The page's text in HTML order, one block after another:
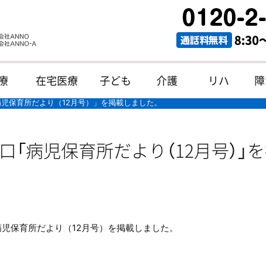
在宅医療 子ども 介護 リハ
保育所だより（12月号）」を掲載しました。
病児保育所だより（12月号）」
保育所だより（12月号）を掲載しました。